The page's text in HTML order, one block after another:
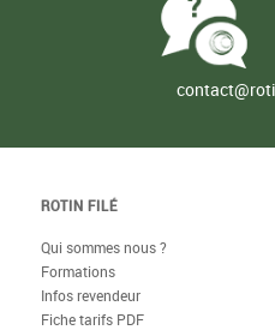
ROTIN FILÉ
Qui sommes nous ?
Formations
Infos revendeur
Fiche tarifs PDF